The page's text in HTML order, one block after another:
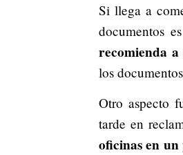
Si llega a
documentos
recomienda
los
Otro aspecto
tarde en
oficinas en